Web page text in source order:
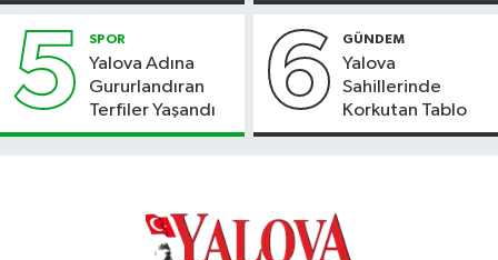
5 SPOR
Yalova Adına
Gururlandıran
Terfiler Yaşandı
6 GÜNDEM
Yalova
Sahillerinde
Korkutan Tablo